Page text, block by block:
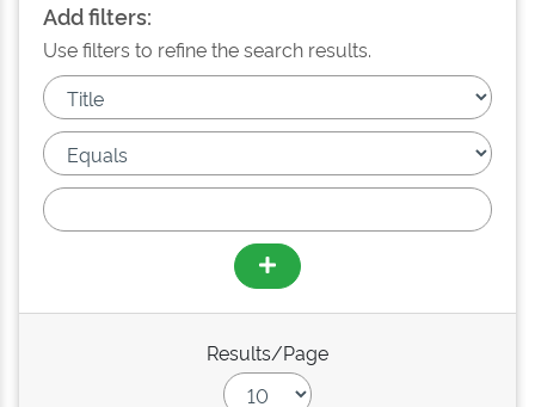
Add filters:
Use filters to refine the search results.
Results/Page